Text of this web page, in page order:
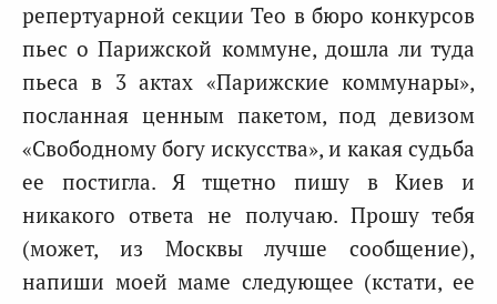
репертуарной секции Тео в бюро конкурсов
пьес о Парижской коммуне, дошла ли туда
пьеса в 3 актах «Парижские коммунары»,
посланная ценным пакетом, под девизом
«Свободному богу искусства», и какая судьба
ее постигла. Я тщетно пишу в Киев и
никакого ответа не получаю. Прошу тебя
(может, из Москвы лучше сообщение),
напиши моей маме следующее (кстати, ее